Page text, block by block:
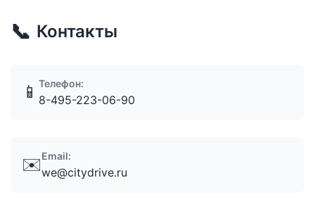
📞 Контакты
📱 Телефон:
8-495-223-06-90
✉️Email:
we@citydrive.ru